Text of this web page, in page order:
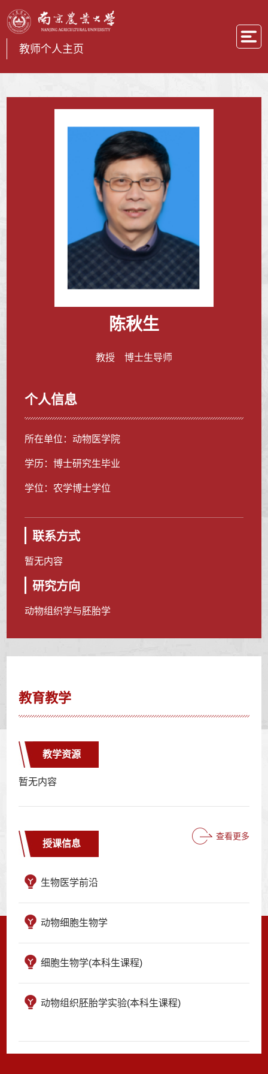
教师个人主页
陈秋生
教授 博士生导师
个人信息
所在单位：动物医学院
学历：博士研究生毕业
学位：农学博士学位
联系方式
暂无内容
研究方向
动物组织学与胚胎学
教育教学
教学资源
暂无内容
授课信息
查看更多
生物医学前沿
动物细胞生物学
细胞生物学(本科生课程)
动物组织胚胎学实验(本科生课程)